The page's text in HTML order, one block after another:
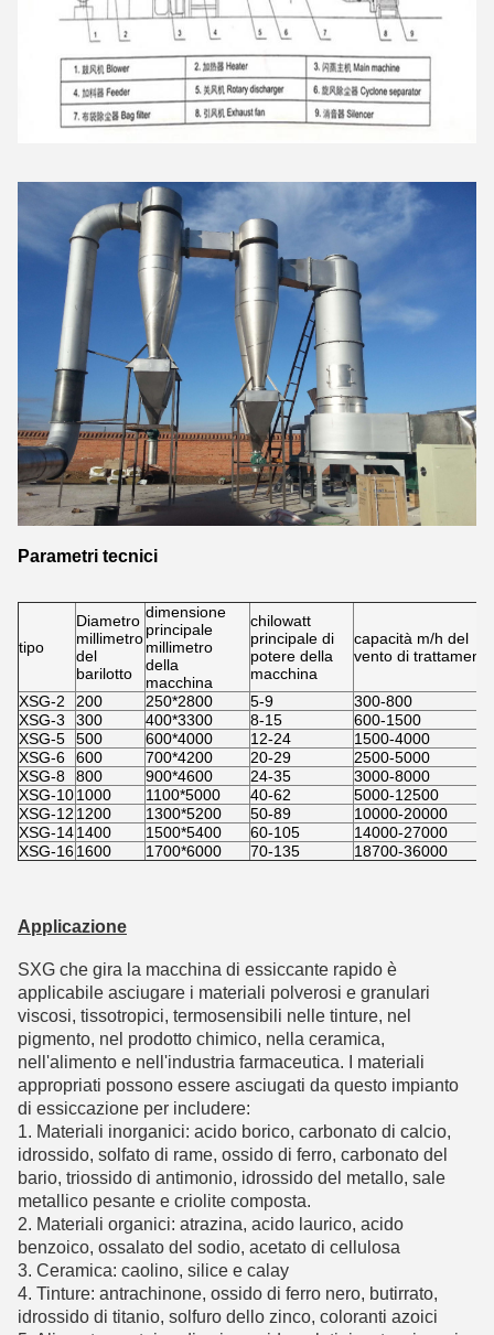
Parametri tecnici
tipo
Diametro
millimetro
del
barilotto
dimensione
principale
millimetro
della
macchina
chilowatt
principale di
potere della
macchina
capacità m/h del
vento di trattamento
XSG-2 200 250*2800 5-9
300-800
XSG-3
300 400*3300 8-15
600-1500
XSG-5
500 600*4000 12-24
1500-4000
XSG-6
600 700*4200 20-29
2500-5000
XSG-8
800 900*4600 24-35
3000-8000
XSG-101000 1100*5000 40-62
5000-12500
XSG-12 1200 1300*5200 50-89
10000-20000
XSG-141400 1500*5400 60-105
14000-27000
XSG-161600 1700*6000 70-135 18700-36000
Applicazione
SXG che gira la macchina di essiccante rapido è
applicabile asciugare i materiali polverosi e granulari
viscosi, tissotropici, termosensibili nelle tinture, nel
pigmento, nel prodotto chimico, nella ceramica,
nell'alimento e nell'industria farmaceutica. I materiali
appropriati possono essere asciugati da questo impianto
di essiccazione per includere:
1. Materiali inorganici: acido borico, carbonato di calcio,
idrossido, solfato di rame, ossido di ferro, carbonato del
bario, triossido di antimonio, idrossido del metallo, sale
metallico pesante e criolite composta.
2. Materiali organici: atrazina, acido laurico, acido
benzoico, ossalato del sodio, acetato di cellulosa
3. Ceramica: caolino, silice e calay
4. Tinture: antrachinone, ossido di ferro nero, butirrato,
idrossido di titanio, solfuro dello zinco, coloranti azoici